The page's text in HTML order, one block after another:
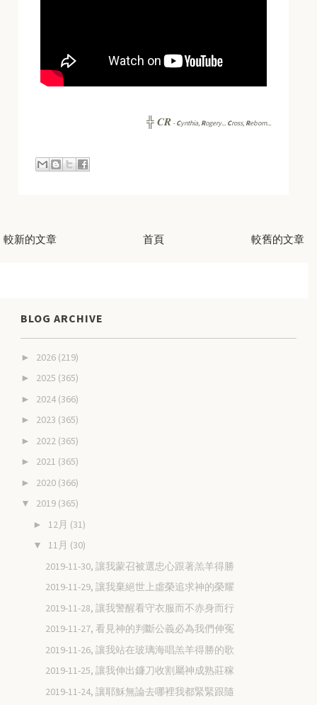
╬CR -Cynthia, Rogery... Cross, Reborn...
較新的文章 較舊的文章
首頁
BLOG ARCHIVE
► 2026 (219)
► 2025 (365)
► 2024 (366)
► 2023 (365)
► 2022 (365)
► 2021 (365)
► 2020 (366)
▼ 2019 (365)
► 12月 (31)
▼ 11月 (30)
2019-11-30, 讓我蒙召被選忠心跟著羔羊得勝
2019-11-29, 讓我棄絕世上虛榮追求神的榮耀
2019-11-28, 讓我警醒看守衣服而不赤身而行
2019-11-27, 看見神的判斷公義必為我們伸冤
2019-11-26, 讓我站在玻璃海唱羔羊得勝的歌
2019-11-25, 讓我伸出鐮刀收割屬神成熟莊稼
2019-11-24, 讓耶穌無論去哪裡我都緊緊跟隨